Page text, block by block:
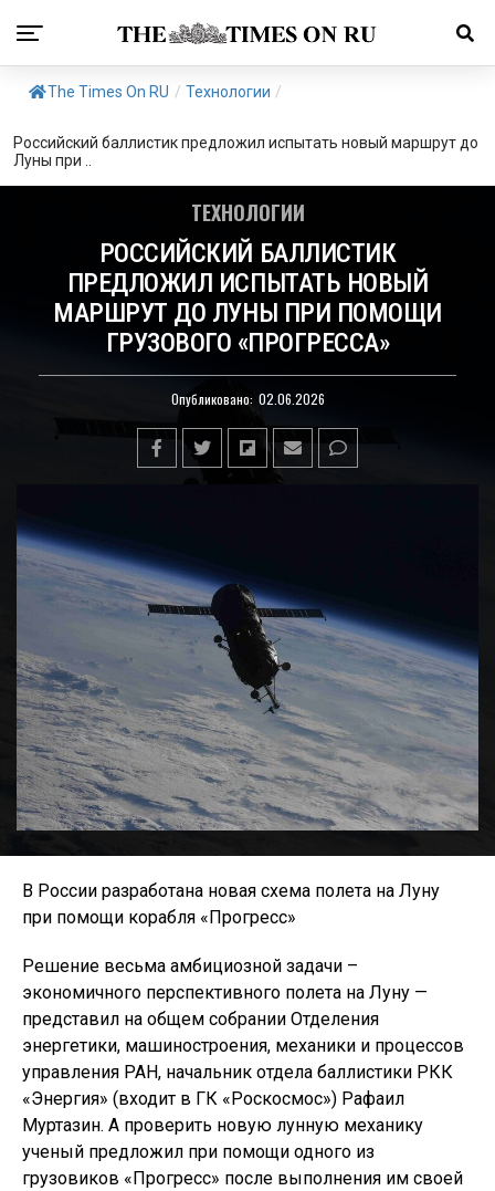
The Times On RU / Технологии /
Российский баллистик предложил испытать новый маршрут до
Луны при ..
ТЕХНОЛОГИИ
РОССИЙСКИЙ БАЛЛИСТИК
ПРЕДЛОЖИЛ ИСПЫТАТЬ НОВЫЙ
МАРШРУТ ДО ЛУНЫ ПРИ ПОМОЩИ
ГРУЗОВОГО «ПРОГРЕССА»
Опубликовано: 02.06.2026
В России разработана новая схема полета на Луну
при помощи корабля «Прогресс»
Решение весьма амбициозной задачи –
экономичного перспективного полета на Луну —
представил на общем собрании Отделения
энергетики, машиностроения, механики и процессов
управления РАН, начальник отдела баллистики РКК
«Энергия» (входит в ГК «Роскосмос») Рафаил
Муртазин. А проверить новую лунную механику
ученый предложил при помощи одного из
грузовиков «Прогресс» после выполнения им своей